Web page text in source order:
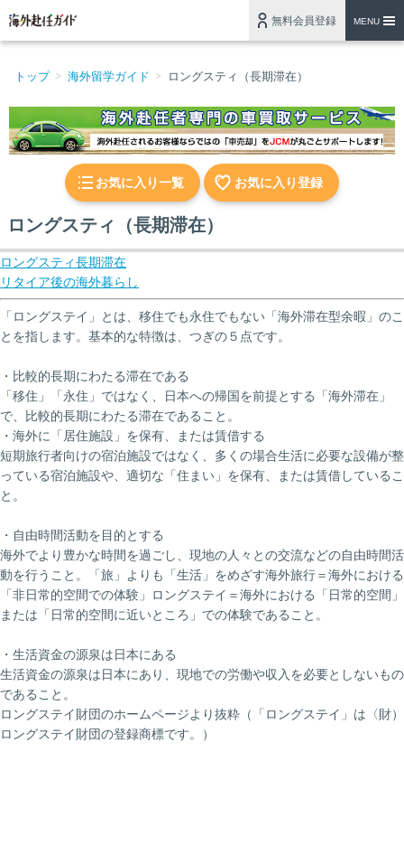
無料会員登録 MENU
トップ 海外留学ガイド ロングスティ（長期滞在）
お気に入り一覧 お気に入り登録
ロングスティ（長期滞在）
ロングスティ長期滞在
リタイア後の海外暮らし
「ロングステイ」とは、移住でも永住でもない「海外滞在型余暇」のこ
とを指します。基本的な特徴は、つぎの５点です。
・比較的長期にわたる滞在である
「移住」「永住」ではなく、日本への帰国を前提とする「海外滞在」
で、比較的長期にわたる滞在であること。
・海外に「居住施設」を保有、または賃借する
短期旅行者向けの宿泊施設ではなく、多くの場合生活に必要な設備が整
っている宿泊施設や、適切な「住まい」を保有、または賃借しているこ
と。
・自由時間活動を目的とする
海外でより豊かな時間を過ごし、現地の人々との交流などの自由時間活
動を行うこと。「旅」よりも「生活」をめざす海外旅行＝海外における
「非日常的空間での体験」ロングステイ＝海外における「日常的空間」
または「日常的空間に近いところ」での体験であること。
・生活資金の源泉は日本にある
生活資金の源泉は日本にあり、現地での労働や収入を必要としないもの
であること。
ロングステイ財団のホームページより抜粋（「ロングステイ」は〈財）
ロングステイ財団の登録商標です。）